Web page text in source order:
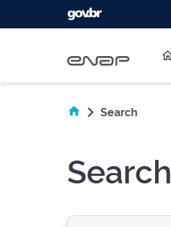
Search
Search